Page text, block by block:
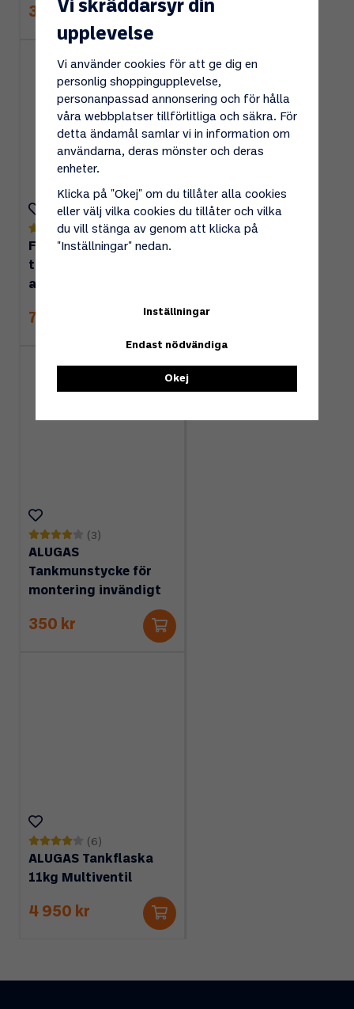
350 kr
(2)
Förvaringsväska för
tankadaptrar, ink 4st
adaptrar
795 kr
(3)
ALUGAS
Tankmunstycke för
montering invändigt
350 kr
(6)
ALUGAS Tankflaska
11kg Multiventil
4 950 kr
Vi skräddarsyr din
upplevelse
Vi använder cookies för att ge dig en
personlig shoppingupplevelse,
personanpassad annonsering och för hålla
våra webbplatser tillförlitliga och säkra. För
detta ändamål samlar vi in information om
användarna, deras mönster och deras
enheter.
Klicka på "Okej" om du tillåter alla cookies
eller välj vilka cookies du tillåter och vilka
du vill stänga av genom att klicka på
"Inställningar" nedan.
Inställningar
Endast nödvändiga
Okej